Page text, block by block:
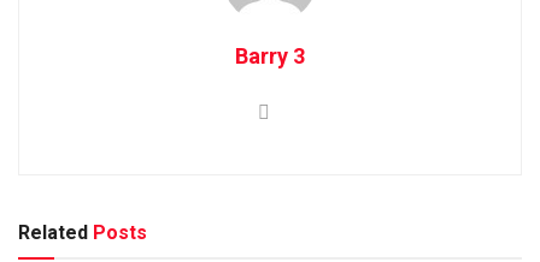
Barry 3
Related Posts